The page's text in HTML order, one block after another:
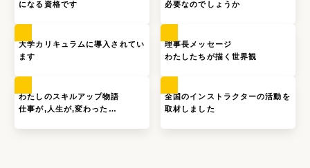
になる資格です
必要なのでしょうか
大学カリキュラムに導入されてい
ます
理事長メッセージ
わたしたちが描く世界観
わたしのスキルアップ物語
仕事が,人生が,変わった…
全国のインストラクターの活動を
取材しました